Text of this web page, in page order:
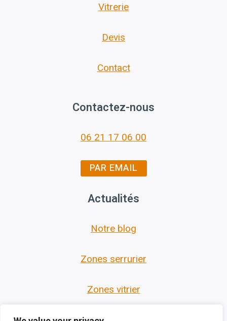
Vitrerie
Devis
Contact
Contactez-nous
06 21 17 06 00
PAR EMAIL
Actualités
Notre blog
Zones serrurier
Zones vitrier